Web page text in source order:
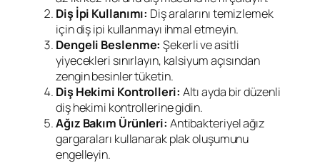
Diş İpi Kullanımı: Diş aralarını temizlemek
için diş ipi kullanmayı ihmal etmeyin.
Dengeli Beslenme: Şekerli ve asitli
yiyecekleri sınırlayın, kalsiyum açısından
zengin besinler tüketin.
Diş Hekimi Kontrolleri: Altı ayda bir düzenli
diş hekimi kontrollerine gidin.
Ağız Bakım Ürünleri: Antibakteriyel ağız
gargaraları kullanarak plak oluşumunu
engelleyin.